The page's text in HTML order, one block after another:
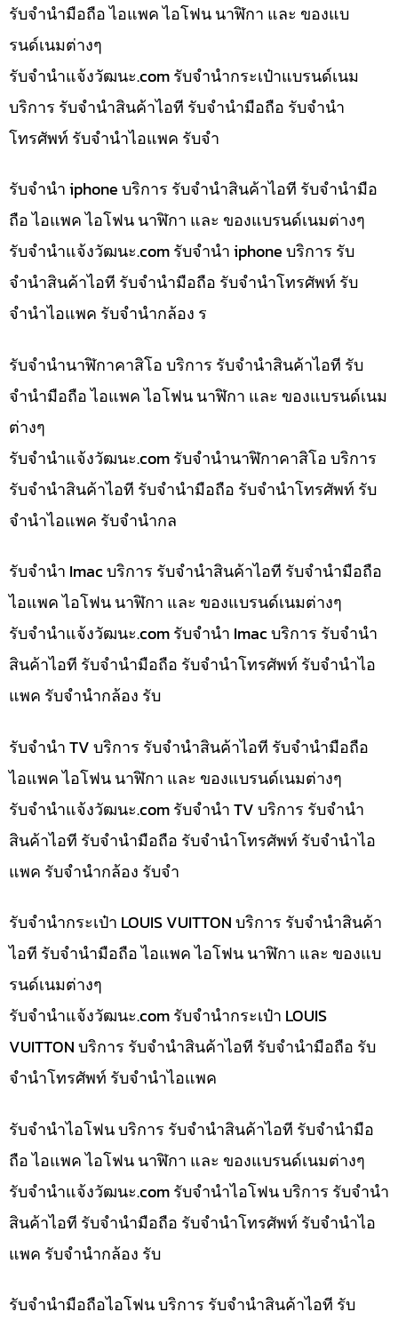
รับจำนำมือถือ ไอแพค ไอโฟน นาฬิกา และ ของแบ
รนด์เนมต่างๆ
รับจํานําแจ้งวัฒนะ.com รับจำนำกระเป๋าแบรนด์เนม
บริการ รับจำนำสินค้าไอที รับจำนำมือถือ รับจำนำ
โทรศัพท์ รับจำนำไอแพค รับจำ
รับจำนำ iphone บริการ รับจำนำสินค้าไอที รับจำนำมือ
ถือ ไอแพค ไอโฟน นาฬิกา และ ของแบรนด์เนมต่างๆ
รับจํานําแจ้งวัฒนะ.com รับจำนำ iphone บริการ รับ
จำนำสินค้าไอที รับจำนำมือถือ รับจำนำโทรศัพท์ รับ
จำนำไอแพค รับจำนำกล้อง ร
รับจำนำนาฬิกาคาสิโอ บริการ รับจำนำสินค้าไอที รับ
จำนำมือถือ ไอแพค ไอโฟน นาฬิกา และ ของแบรนด์เนม
ต่างๆ
รับจํานําแจ้งวัฒนะ.com รับจำนำนาฬิกาคาสิโอ บริการ
รับจำนำสินค้าไอที รับจำนำมือถือ รับจำนำโทรศัพท์ รับ
จำนำไอแพค รับจำนำกล
รับจำนำ Imac บริการ รับจำนำสินค้าไอที รับจำนำมือถือ
ไอแพค ไอโฟน นาฬิกา และ ของแบรนด์เนมต่างๆ
รับจํานําแจ้งวัฒนะ.com รับจำนำ Imac บริการ รับจำนำ
สินค้าไอที รับจำนำมือถือ รับจำนำโทรศัพท์ รับจำนำไอ
แพค รับจำนำกล้อง รับ
รับจำนำ TV บริการ รับจำนำสินค้าไอที รับจำนำมือถือ
ไอแพค ไอโฟน นาฬิกา และ ของแบรนด์เนมต่างๆ
รับจํานําแจ้งวัฒนะ.com รับจำนำ TV บริการ รับจำนำ
สินค้าไอที รับจำนำมือถือ รับจำนำโทรศัพท์ รับจำนำไอ
แพค รับจำนำกล้อง รับจำ
รับจำนำกระเป๋า LOUIS VUITTON บริการ รับจำนำสินค้า
ไอที รับจำนำมือถือ ไอแพค ไอโฟน นาฬิกา และ ของแบ
รนด์เนมต่างๆ
รับจํานําแจ้งวัฒนะ.com รับจำนำกระเป๋า LOUIS
VUITTON บริการ รับจำนำสินค้าไอที รับจำนำมือถือ รับ
จำนำโทรศัพท์ รับจำนำไอแพค
รับจำนำไอโฟน บริการ รับจำนำสินค้าไอที รับจำนำมือ
ถือ ไอแพค ไอโฟน นาฬิกา และ ของแบรนด์เนมต่างๆ
รับจํานําแจ้งวัฒนะ.com รับจำนำไอโฟน บริการ รับจำนำ
สินค้าไอที รับจำนำมือถือ รับจำนำโทรศัพท์ รับจำนำไอ
แพค รับจำนำกล้อง รับ
รับจำนำมือถือไอโฟน บริการ รับจำนำสินค้าไอที รับ